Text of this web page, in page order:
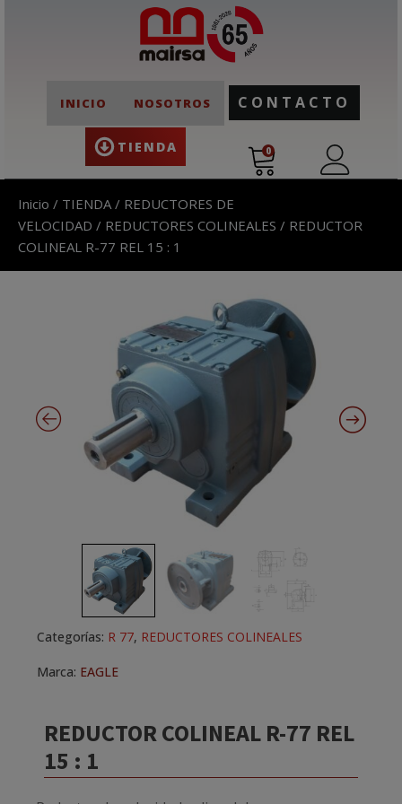
INICIO NOSOTROS
TIENDA
CONTACTO
0
Inicio / TIENDA / REDUCTORES DE
VELOCIDAD / REDUCTORES COLINEALES / REDUCTOR
COLINEAL R-77 REL 15 : 1
REDUCTOR COLINEAL R-77 REL
15 : 1
Categorías: R 77, REDUCTORES COLINEALES
Marca: EAGLE